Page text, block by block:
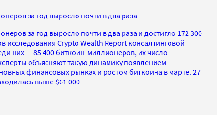
за год выросло почти в два раза
за год выросло почти в два раза и достигло 172 300
исследования Crypto Wealth Report консалтинговой
них — 85 400 биткоин-миллионеров, их число
объясняют такую динамику появлением
финансовых рынках и ростом биткоина в марте. 27
выше $61 000